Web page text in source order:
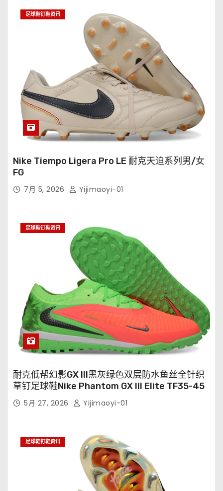
足球鞋钉鞋资讯
Nike Tiempo Ligera Pro LE 耐克天迫系列男/女
FG
7月 5, 2026 Yijimaoyi-01
足球鞋钉鞋资讯
耐克低帮幻影GX III黑灰绿色双层防水鱼丝全针织
草钉足球鞋Nike Phantom GX III Elite TF35-45
5月 27, 2026 Yijimaoyi-01
足球鞋钉鞋资讯